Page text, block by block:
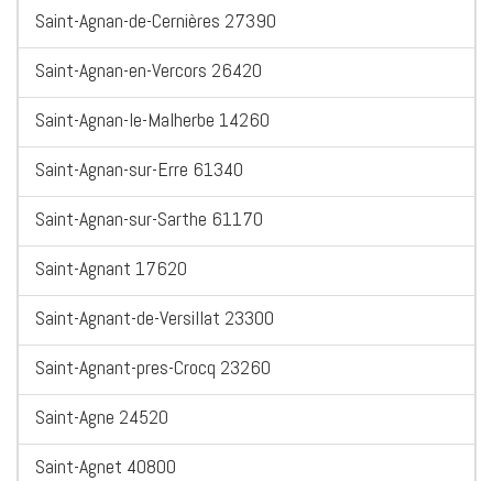
Saint-Agnan-de-Cernières 27390
Saint-Agnan-en-Vercors 26420
Saint-Agnan-le-Malherbe 14260
Saint-Agnan-sur-Erre 61340
Saint-Agnan-sur-Sarthe 61170
Saint-Agnant 17620
Saint-Agnant-de-Versillat 23300
Saint-Agnant-pres-Crocq 23260
Saint-Agne 24520
Saint-Agnet 40800